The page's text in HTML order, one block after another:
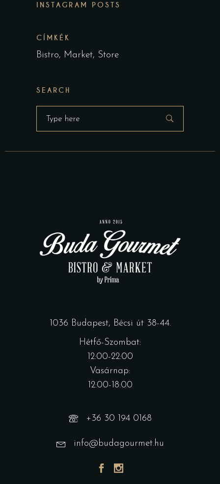
INSTAGRAM POSTS
CÍMKÉK
Bistro Market Store
SEARCH
1036 Budapest, Bécsi út 38-44.
Hétfő-Szombat:
12:00-22:00
Vasárnap:
12:00-18:00
+36 30 194 0168
info@budagourmet.hu